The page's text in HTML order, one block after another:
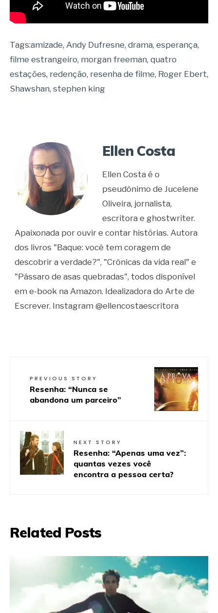
Tags:amizade, Andy Dufresne, drama, esperança,
filme estrangeiro, morgan freeman, quatro
estações, redenção, resenha de filme, Roger Ebert,
Shawshan, stephen king
Ellen Costa
Ellen Costa é o
pseudônimo de Jucelene
Oliveira, jornalista,
escritora e ghostwriter.
Apaixonada por ouvir e contar histórias. Autora
dos livros "Baque: você tem coragem de
descobrir a verdade?", "Crônicas da vida real" e
"Pássaro de asas quebradas", todos disponível
em e-book na Amazon. Idealizadora do Arte de
Escrever. Instagram @ellencostaescritora
PREVIOUS STORY
Resenha: “Nunca se
abandona um parceiro”
NEXT STORY
Resenha: “Apenas uma vez”:
quantas vezes você
encontra a pessoa certa?
Related Posts